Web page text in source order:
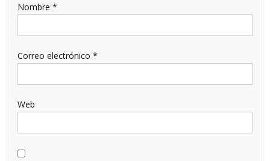
Nombre *
Correo electrónico *
Web